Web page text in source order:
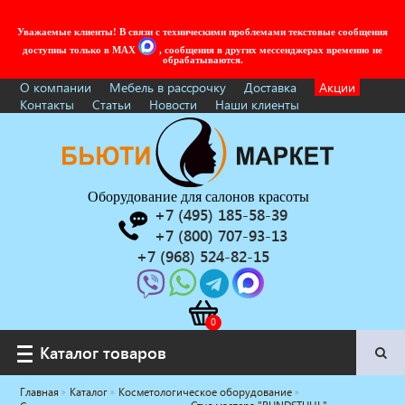
Уважаемые клиенты! В связи с техническими проблемами текстовые сообщения
доступны только в MAX
, сообщения в других мессенджерах временно не
обрабатываются.
О компании Мебель в рассрочку Доставка
Акции
Контакты
Статьи Новости Наши клиенты
Оборудование для салонов красоты
+7 (495) 185-58-39
+7 (800) 707-93-13
+7 (968) 524-82-15
Каталог товаров
Каталог товаров
Главная Каталог
Косметологическое оборудование